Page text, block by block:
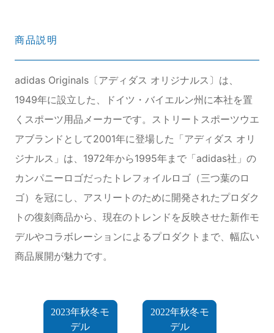
商品説明
adidas Originals〔アディダス オリジナルス〕は、
1949年に設立した、ドイツ・バイエルン州に本社を置
くスポーツ用品メーカーです。ストリートスポーツウエ
アブランドとして2001年に登場した「アディダス オリ
ジナルス」は、1972年から1995年まで「adidas社」の
カンパニーロゴだったトレフォイルロゴ（三つ葉のロ
ゴ）を冠にし、アスリートのために開発されたプロダク
トの復刻商品から、現在のトレンドを反映させた新作モ
デルやコラボレーションによるプロダクトまで、幅広い
商品展開が魅力です。
2023年秋冬モ
デル
2022年秋冬モ
デル